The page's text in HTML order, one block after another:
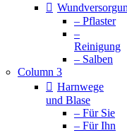
– Pflaster
–
Reinigung
– Salben
Column 3
Harnwege
und Blase
– Für Sie
– Für Ihn